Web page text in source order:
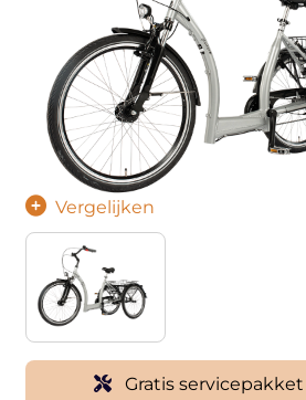
Vergelijken
Gratis servicepakket